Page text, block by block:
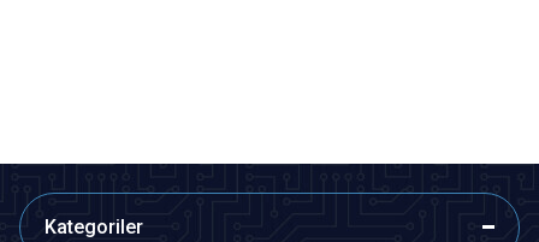
Kategoriler